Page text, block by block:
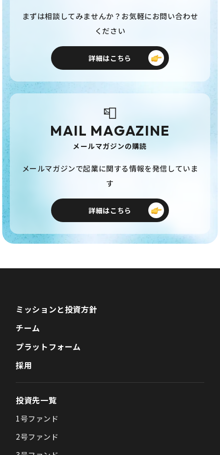
まずは相談してみませんか？お気軽にお問い合わせ
ください
詳細はこちら
📮
MAIL MAGAZINE
メールマガジンの購読
メールマガジンで起業に関する情報を発信していま
す
詳細はこちら
ミッションと投資方針
チーム
プラットフォーム
採用
投資先一覧
1号ファンド
2号ファンド